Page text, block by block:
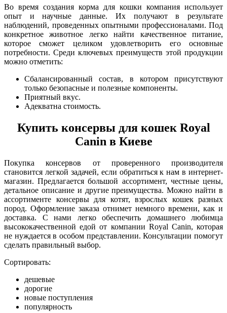
Во время создания корма для кошки компания использует
опыт и научные данные. Их получают в результате
наблюдений, проведенных опытными профессионалами. Под
конкретное животное легко найти качественное питание,
которое сможет целиком удовлетворить его основные
потребности. Среди ключевых преимуществ этой продукции
можно отметить:
Сбалансированный состав, в котором присутствуют
только безопасные и полезные компоненты.
Приятный вкус.
Адекватна стоимость.
Купить консервы для кошек Royal
Canin в Киеве
Покупка консервов от проверенного производителя
становится легкой задачей, если обратиться к нам в интернет-
магазин. Предлагается большой ассортимент, честные цены,
детальное описание и другие преимущества. Можно найти в
ассортименте консервы для котят, взрослых кошек разных
пород. Оформление заказа отнимет немного времени, как и
доставка. С нами легко обеспечить домашнего любимца
высококачественной едой от компании Royal Canin, которая
не нуждается в особом представлении. Консультации помогут
сделать правильный выбор.
Сортировать:
дешевые
дорогие
новые поступления
популярность